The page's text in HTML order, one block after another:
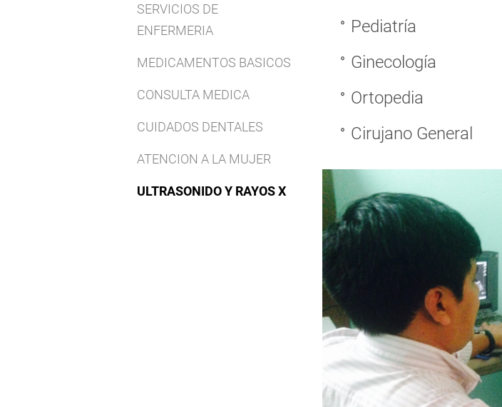
SERVICIOS DE
ENFERMERIA
MEDICAMENTOS BASICOS
CONSULTA MEDICA
CUIDADOS DENTALES
ATENCION A LA MUJER
ULTRASONIDO Y RAYOS X
Pediatría
Ginecología
Ortopedia
Cirujano General